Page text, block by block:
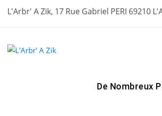
L'Arbr' A Zik, 17 Rue Gabriel PERI 69210
De Nombreux